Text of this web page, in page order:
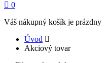
0
Váš nákupný košík je prázdny
Úvod
Akciový tovar